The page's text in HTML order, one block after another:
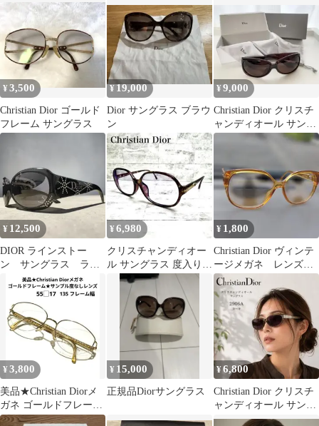
ン Dior
¥3,500
Christian Dior ゴールド
フレーム サングラス
¥19,000
Dior サングラス ブラウ
ン
¥9,000
Christian Dior クリスチ
ャンディオール サング
ラス SPIDIOR
¥ 12,500
DIOR ラインストー
ン サングラス ライ
トカラー ロゴ 装
飾 ブラック 黒縁
¥ 6,980
クリスチャンディオー
ル サングラス 度入り
ボストン ドイツ製
¥ 1,800
Christian Dior ヴィンテ
ージメガネ レンズ無
し
¥ 3,800
美品★Christian Diorメ
ガネ ゴールドフレーム
★サンプル度なしレン
¥ 15,000
正規品Diorサングラス
¥6,800
Christian Dior クリスチ
ャンディオール サング
ラス 2906A